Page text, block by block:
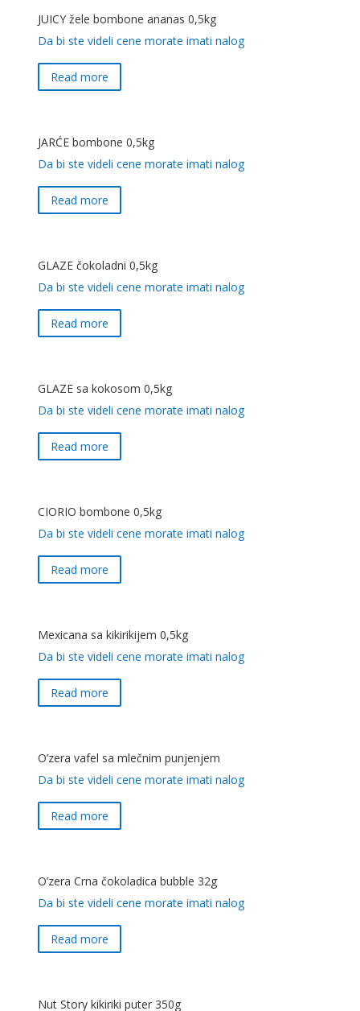
JUICY žele bombone ananas 0,5kg
Da bi ste videli cene morate imati nalog
Read more
JARĆE bombone 0,5kg
Da bi ste videli cene morate imati nalog
Read more
GLAZE čokoladni 0,5kg
Da bi ste videli cene morate imati nalog
Read more
GLAZE sa kokosom 0,5kg
Da bi ste videli cene morate imati nalog
Read more
CIORIO bombone 0,5kg
Da bi ste videli cene morate imati nalog
Read more
Mexicana sa kikirikijem 0,5kg
Da bi ste videli cene morate imati nalog
Read more
O’zera vafel sa mlečnim punjenjem
Da bi ste videli cene morate imati nalog
Read more
O’zera Crna čokoladica bubble 32g
Da bi ste videli cene morate imati nalog
Read more
Nut Story kikiriki puter 350g